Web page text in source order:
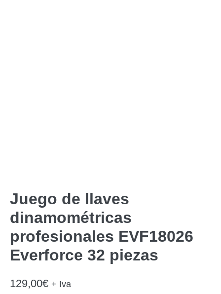
Juego de llaves
dinamométricas
profesionales EVF18026
Everforce 32 piezas
129,00€ + Iva